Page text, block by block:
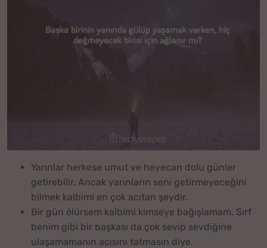
Yarınlar herkese umut ve heyecan dolu günler
getirebilir. Ancak yarınların seni getirmeyeceğini
bilmek kalbimi en çok acıtan şeydir.
Bir gün ölürsem kalbimi kimseye bağışlamam. Sırf
benim gibi bir başkası da çok sevip sevdiğine
ulaşamamanın acısını tatmasın diye.